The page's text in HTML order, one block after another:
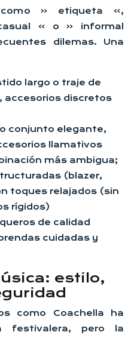
como « etiqueta »,
» o « informal
dilemas. Una
largo o traje de
accesorios discretos
conjunto elegante,
llamativos
más ambigua;
(blazer,
toques relajados (sin
rígidos)
de calidad
cuidadas y
estilo,
como Coachella ha
festivalera, pero la